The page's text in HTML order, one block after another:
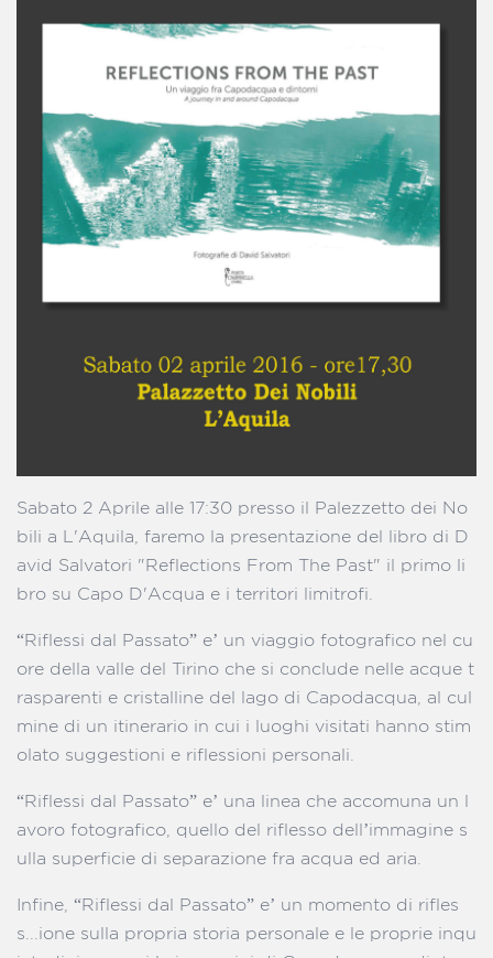
Sabato 2 Aprile alle 17:30 presso il Palezzetto dei No
bili a L'Aquila, faremo la presentazione del libro di D
avid Salvatori "Reflections From The Past" il primo li
bro su Capo D'Acqua e i territori limitrofi.
“Riflessi dal Passato” e’ un viaggio fotografico nel cu
ore della valle del Tirino che si conclude nelle acque t
rasparenti e cristalline del lago di Capodacqua, al cul
mine di un itinerario in cui i luoghi visitati hanno stim
olato suggestioni e riflessioni personali.
“Riflessi dal Passato” e’ una linea che accomuna un l
avoro fotografico, quello del riflesso dell’immagine s
ulla superficie di separazione fra acqua ed aria.
Infine, “Riflessi dal Passato” e’ un momento di rifles
s...ione sulla propria storia personale e le proprie inqu